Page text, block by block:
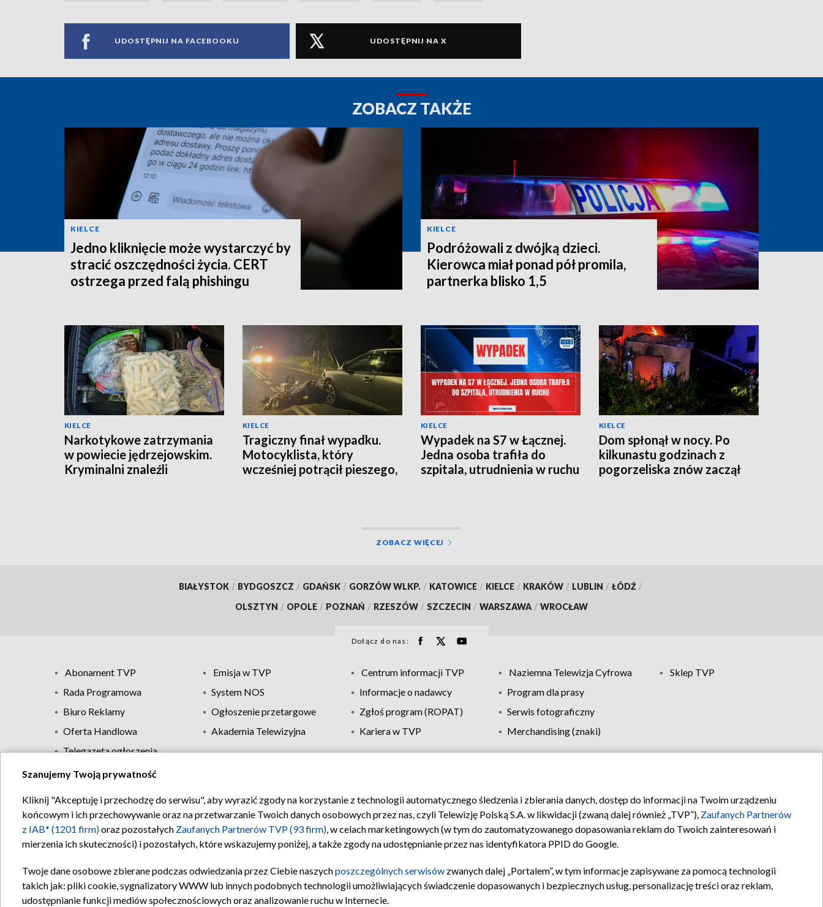
UDOSTĘPNIJ NA FACEBOOKU UDOSTĘPNIJ NA X
ZOBACZ TAKŻE
KIELCE
Jedno kliknięcie może wystarczyć by
stracić oszczędności życia. CERT
ostrzega przed falą phishingu
KIELCE
Podróżowali z dwójką dzieci.
Kierowca miał ponad pół promila,
partnerka blisko 1,5
KIELCE
Narkotykowe zatrzymania
w powiecie jędrzejowskim.
Kryminalni znaleźli
KIELCE
Tragiczny finał wypadku.
Motocyklista, który
wcześniej potrącił pieszego,
KIELCE
Wypadek na S7 w Łącznej.
Jedna osoba trafiła do
szpitala, utrudnienia w ruchu
KIELCE
Dom spłonął w nocy. Po
kilkunastu godzinach z
pogorzeliska znów zaczął
ZOBACZ WIĘCEJ
BIAŁYSTOK / BYDGOSZCZ / GDAŃSK / GORZÓW WLKP. / KATOWICE / KIELCE / KRAKÓW / LUBLIN / ŁÓDŹ /
OLSZTYN / OPOLE / POZNAŃ / RZESZÓW / SZCZECIN / WARSZAWA / WROCŁAW
Dołącz do nas:
Abonament TVP Emisja w TVP Centrum informacji TVP Naziemna Telewizja Cyfrowa
Sklep TVP
Rada Programowa
System NOS Informacje o nadawcy
Program dla prasy
Biuro Reklamy
Ogłoszenie przetargowe Zgłoś program (ROPAT)
Serwis fotograficzny
Oferta Handlowa
Akademia Telewizyjna Kariera w TVP
Merchandising (znaki)
Telegazeta ogłoszenia
Regulamin TVP Polityka prywatności Moje zgody Pomoc Biuro reklamy Kontakt
Szanujemy Twoją prywatność
Kliknij "Akceptuję i przechodzę do serwisu", aby wyrazić zgody na korzystanie z technologii automatycznego śledzenia i zbierania danych, dostęp do informacji na Twoim urządzeniu
końcowym i ich przechowywanie oraz na przetwarzanie Twoich danych osobowych przez nas, czyli Telewizję Polską S.A. w likwidacji (zwaną dalej również „TVP”), Zaufanych Partnerów
z IAB* (1201 firm)oraz pozostałych Zaufanych Partnerów TVP (93 firm), w celach marketingowych (w tym do zautomatyzowanego dopasowania reklam do Twoich zainteresowań i
mierzenia ich skuteczności) i pozostałych, które wskazujemy poniżej, a także zgody na udostępnianie przez nas identyfikatora PPID do Google.
Twoje dane osobowe zbierane podczas odwiedzania przez Ciebie naszychposzczególnych serwisów zwanych dalej „Portalem”, w tym informacje zapisywane za pomocą technologii
takich jak: pliki cookie, sygnalizatory WWW lub innych podobnych technologii umożliwiających świadczenie dopasowanych i bezpiecznych usług, personalizację treści oraz reklam,
udostępnianie funkcji mediów społecznościowych oraz analizowanie ruchu w Internecie.